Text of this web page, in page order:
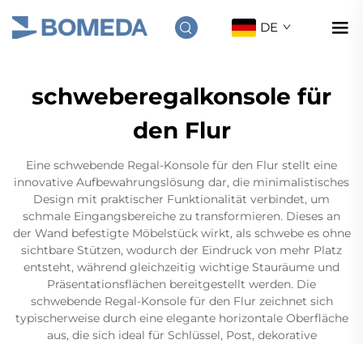
DE
schweberegalkonsole für
den Flur
Eine schwebende Regal-Konsole für den Flur stellt eine
innovative Aufbewahrungslösung dar, die minimalistisches
Design mit praktischer Funktionalität verbindet, um
schmale Eingangsbereiche zu transformieren. Dieses an
der Wand befestigte Möbelstück wirkt, als schwebe es ohne
sichtbare Stützen, wodurch der Eindruck von mehr Platz
entsteht, während gleichzeitig wichtige Stauräume und
Präsentationsflächen bereitgestellt werden. Die
schwebende Regal-Konsole für den Flur zeichnet sich
typischerweise durch eine elegante horizontale Oberfläche
aus, die sich ideal für Schlüssel, Post, dekorative